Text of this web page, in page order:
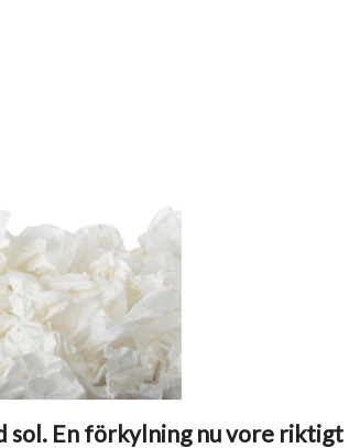
sol. En förkylning nu vore riktigt